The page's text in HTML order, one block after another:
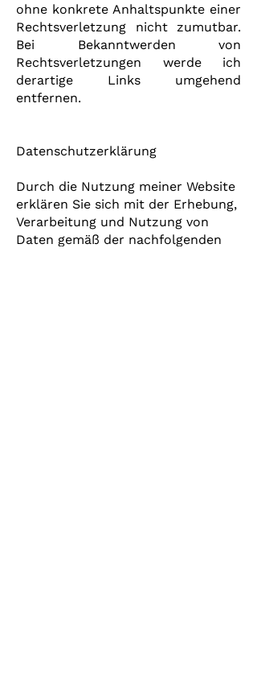
ohne konkrete Anhaltspunkte einer
Rechtsverletzung nicht zumutbar.
Bei Bekanntwerden von
Rechtsverletzungen werde ich
derartige Links umgehend
entfernen.
Datenschutzerklärung
Durch die Nutzung meiner Website
erklären Sie sich mit der Erhebung,
Verarbeitung und Nutzung von
Daten gemäß der nachfolgenden